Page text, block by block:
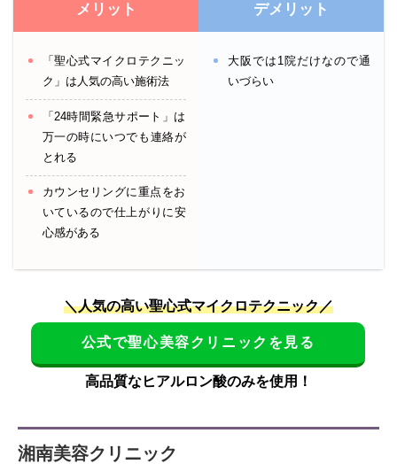
メリット
「聖心式マイクロテクニッ
ク」は人気の高い施術法
「24時間緊急サポート」は
万一の時にいつでも連絡が
とれる
カウンセリングに重点をお
いているので仕上がりに安
心感がある
デメリット
大阪では1院だけなので通
いづらい
＼人気の高い聖心式マイクロテクニック／
公式で聖心美容クリニックを見る
高品質なヒアルロン酸のみを使用！
湘南美容クリニック